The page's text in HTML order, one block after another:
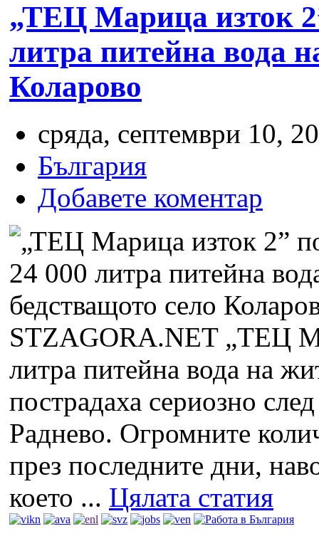
„ТЕЦ Марица изток
литра питейна вода
Коларово
сряда, септември 10,
България
Добавете коментар
STZAGORA.NET „ТЕЦ
литра питейна вода на
пострадаха сериозно
Раднево. Огромните
през последните дни,
което ... Цялата статия